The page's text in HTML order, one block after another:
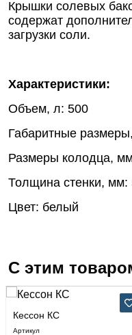
Крышки солевых
содержат
загрузки соли.
Характеристики:
Объем, л: 500
Габаритные
Размеры колодца,
Толщина стенки, мм:
Цвет: белый
С этим
Кессон КС
Артикул